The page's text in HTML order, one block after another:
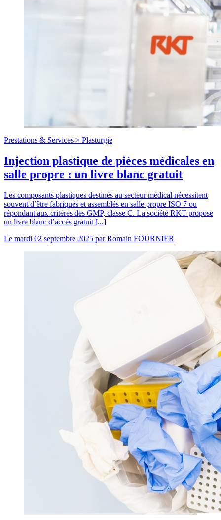
Prestations & Services > Plasturgie
Injection plastique de pièces médicales en
salle propre : un livre blanc gratuit
Les composants plastiques destinés au secteur médical nécessitent
souvent d’être fabriqués et assemblés en salle propre ISO 7 ou
répondant aux critères des GMP, classe C. La société RKT propose
un livre blanc d’accès gratuit [...]
Le mardi 02 septembre 2025 parRomain FOURNIER